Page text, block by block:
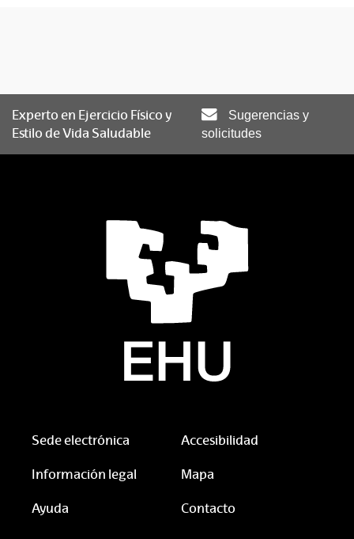
Experto en Ejercicio Físico y
Estilo de Vida Saludable
Sugerencias y
solicitudes
Sede electrónica Accesibilidad
Información legal Mapa
Ayuda Contacto